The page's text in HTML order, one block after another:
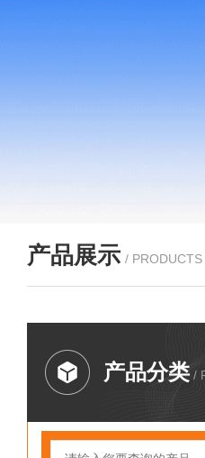
产品展示 / PRODUCTS
产品分类 /